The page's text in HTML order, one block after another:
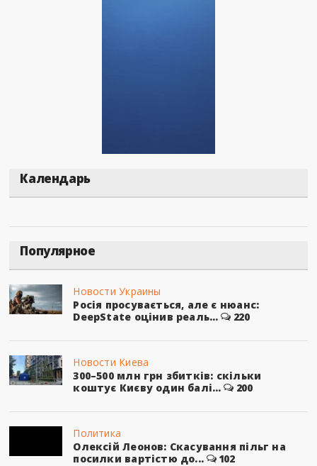
Календарь
Популярное
Новости Украины
Росія просувається, але є нюанс:
DeepState оцінив реаль...
220
Новости Киева
300–500 млн грн збитків: скільки
коштує Києву один балі...
200
Политика
Олексій Леонов: Скасування пільг на
посилки вартістю до...
102